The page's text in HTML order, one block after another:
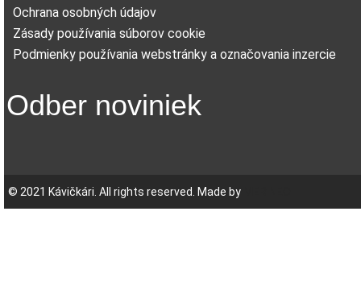
Ochrana osobných údajov
Zásady používania súborov cookie
Podmienky používania webstránky a označovania inzercie
Odber noviniek
© 2021 Kávičkári. All rights reserved. Made by